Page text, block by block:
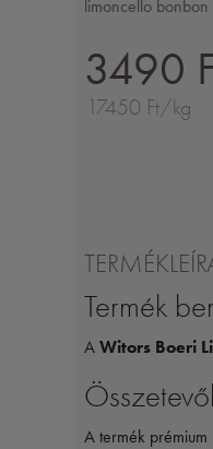
limoncello bonbon
3490
17450 Ft/kg
Termék
A Witors Boeri
A termék